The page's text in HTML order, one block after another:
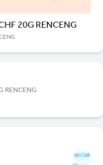
20G RENCENG
RENCENG
60 CAR